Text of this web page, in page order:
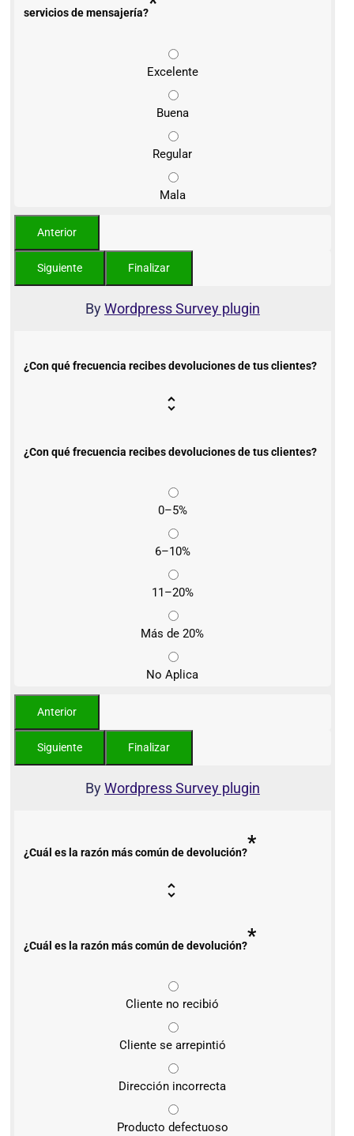
servicios de mensajería?
Excelente
Buena
Regular
Mala
ByWordpress Survey plugin
¿Con qué frecuencia recibes devoluciones de tus clientes?
¿Con qué frecuencia recibes devoluciones de tus clientes?
0–5%
6–10%
11–20%
Más de 20%
No Aplica
ByWordpress Survey plugin
¿Cuál es la razón más común de devolución?*
¿Cuál es la razón más común de devolución?*
Cliente no recibió
Cliente se arrepintió
Dirección incorrecta
Producto defectuoso